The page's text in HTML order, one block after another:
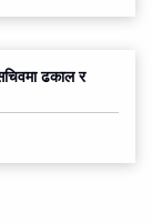
ढकाल र